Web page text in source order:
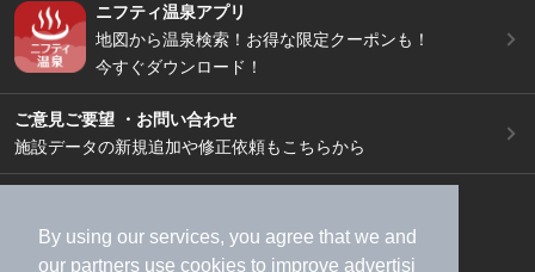
By using our services, you agree that we and
our partners use cookies to improve advertisi
ニフティ温泉アプリ
地図から温泉検索！お得な限定クーポンも！
今すぐダウンロード！
ご意見ご要望 ・お問い合わせ
施設データの新規追加や修正依頼もこちらから
加盟店募集（資料請求）
広告出稿のご案内
利用規約
ライフスタイルMEMBERS+規約